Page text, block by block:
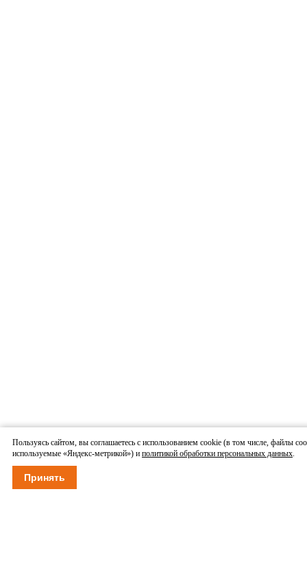
Пользуясь сайтом, вы соглашаетесь с использованием cookie (в том числе, файлы
используемые «Яндекс-метрикой») и политикой обработки персональных данных.
Принять